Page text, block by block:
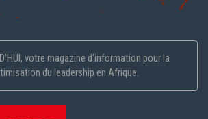
votre magazine d'information pour la
du leadership en Afrique.